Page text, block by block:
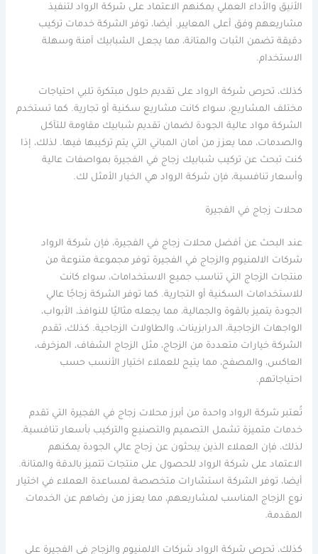
الأنيق والأداء العملي يمكنهم الاعتماد على شركة الرواد لتنفيذ
مشاريعهم وفق أعلى المعايير. أيضا، توفر الشركة خدمات تركيب
دقيقة تضمن الثبات والمتانة، مما يجعل الشبابيك آمنة وسهلة
الاستخدام.
كذلك، تحرص شركة الرواد على تقديم حلول مبتكرة تلبي احتياجات
مختلف المشاريع، سواء كانت مشاريع سكنية أو تجارية. كما تستخدم
الشركة مواد عالية الجودة لضمان تقديم شبابيك مقاومة للتآكل
والصدمات، مما يعزز من أمان المباني التي يتم تركيبها فيها. لذلك، إذا
كنت تبحث عن تركيب شبابيك زجاج في الفجيرة بمواصفات عالية
وأسعار تنافسية، فإن شركة الرواد هي الخيار الأمثل لك.
محلات زجاج في الفجيرة
عند البحث عن أفضل محلات زجاج في الفجيرة، فإن شركة الرواد
شركات الالمنيوم والزجاج في الفجيرة توفر مجموعة متنوعة من
منتجات الزجاج التي تناسب جميع الاستخدامات، سواء كانت
للاستخدامات السكنية أو التجارية. كما توفر الشركة زجاجًا عالي
الجودة يتميز بالقوة والجمالية، مما يجعله مثاليًا للنوافذ، الأبواب،
الواجهات الزجاجية، الدرابزينات، والطاولات الزجاجية. كذلك، تقدم
الشركة خيارات متعددة من الزجاج، مثل الزجاج الشفاف، المزخرف،
العاكس، والمصفح، مما يتيح للعملاء اختيار الأنسب حسب
احتياجاتهم.
تُعتبر شركة الرواد واحدة من أبرز محلات زجاج في الفجيرة التي تقدم
خدمات متميزة تشمل التصميم والتصنيع والتركيب بأسعار تنافسية.
لذلك، فإن العملاء الذين يبحثون عن زجاج عالي الجودة يمكنهم
الاعتماد على شركة الرواد للحصول على منتجات تتميز بالدقة والمتانة.
أيضا، توفر الشركة استشارات متخصصة لمساعدة العملاء في اختيار
نوع الزجاج المناسب لمشاريعهم، مما يعزز من رضاهم عن الخدمات
المقدمة.
كذلك، تحرص شركة الرواد شركات الالمنيوم والزجاج في الفجيرة على